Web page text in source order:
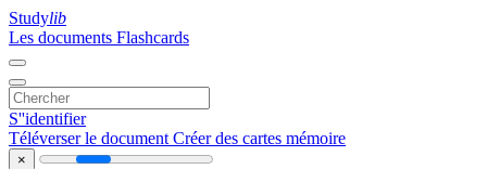
Studylib
Les documents Flashcards
S''identifier
Téléverser le document Créer des cartes mémoire
×